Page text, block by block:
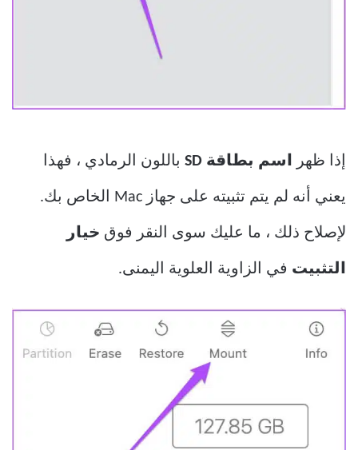
إذا ظهر اسم بطاقة SD باللون الرمادي ، فهذا
يعني أنه لم يتم تثبيته على جهاز Mac الخاص بك.
لإصلاح ذلك ، ما عليك سوى النقر فوق خيار
التثبيت في الزاوية العلوية اليمنى.